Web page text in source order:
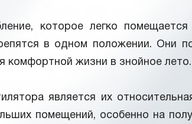
которое легко
в одном положении. Они
комфортной жизни в знойное лето.
является их
помещений, особенно на